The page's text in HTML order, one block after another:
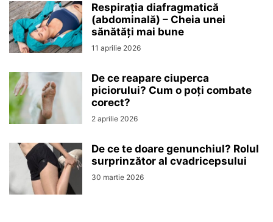
Respirația diafragmatică
(abdominală) – Cheia unei
sănătăți mai bune
11 aprilie 2026
De ce reapare ciuperca
piciorului? Cum o poți combate
corect?
2 aprilie 2026
De ce te doare genunchiul? Rolul
surprinzător al cvadricepsului
30 martie 2026